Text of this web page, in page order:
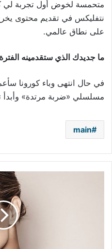
متحمسة لخوض أول تجربة لي
نتفليكس في تقديم محتوى
على نطاق عالمي.
ما جديدك الذي ستقدمينه
في حال انتهى وباء كورونا
مسلسلي «ضربة مرتدة» وأبدأ
main